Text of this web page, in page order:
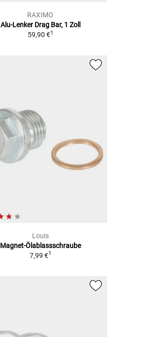
RAXIMO
Alu-Lenker Drag Bar, 1 Zoll
59,90 €1
Louis
Magnet-Ölablassschraube
7,99 €1